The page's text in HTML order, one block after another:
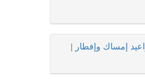
|